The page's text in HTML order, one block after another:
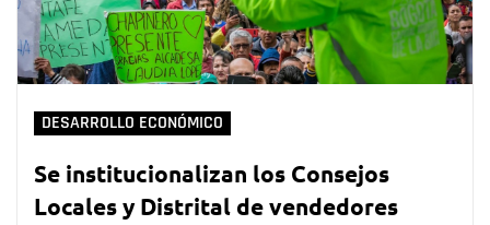
DESARROLLO ECONÓMICO
Se institucionalizan los Consejos
Locales y Distrital de vendedores